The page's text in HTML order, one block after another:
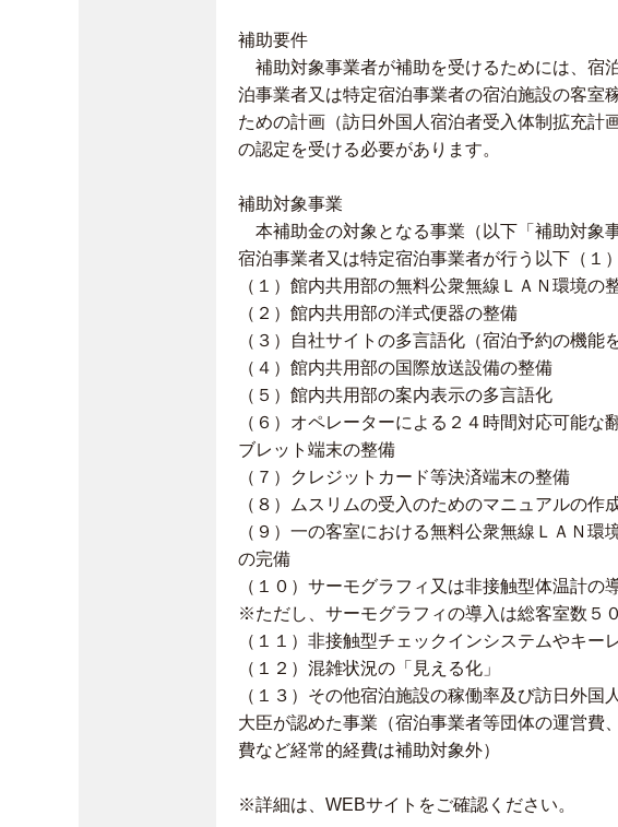
補助要件
補助対象事業者が補助を受けるためには、宿
泊事業者又は特定宿泊事業者の宿泊施設の客室
ための計画（訪日外国人宿泊者受入体制拡充計
の認定を受ける必要があります。
補助対象事業
本補助金の対象となる事業（以下「補助対象
宿泊事業者又は特定宿泊事業者が行う以下（１
（１）館内共用部の無料公衆無線ＬＡＮ環境の
（２）館内共用部の洋式便器の整備
（３）自社サイトの多言語化（宿泊予約の機能
（４）館内共用部の国際放送設備の整備
（５）館内共用部の案内表示の多言語化
（６）オペレーターによる２４時間対応可能
ブレット端末の整備
（７）クレジットカード等決済端末の整備
（８）ムスリムの受入のためのマニュアルの作
（９）一の客室における無料公衆無線ＬＡＮ
の完備
（１０）サーモグラフィ又は非接触型体温計の
※ただし、サーモグラフィの導入は総客室数５
（１１）非接触型チェックインシステムやキー
（１２）混雑状況の「見える化」
（１３）その他宿泊施設の稼働率及び訪日外
大臣が認めた事業（宿泊事業者等団体の運営費
費など経常的経費は補助対象外）
※詳細は、WEBサイトをご確認ください。